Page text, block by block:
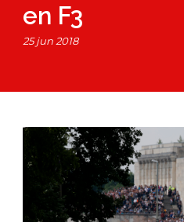
en F3
25 jun 2018